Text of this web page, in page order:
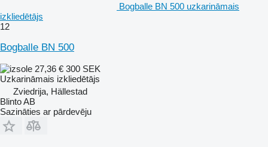
Bogballe BN 500 uzkarināmais
izkliedētājs
12
Bogballe BN 500
27,36 € 300 SEK
Uzkarināmais izkliedētājs
Zviedrija, Hällestad
Blinto AB
Sazināties ar pārdevēju